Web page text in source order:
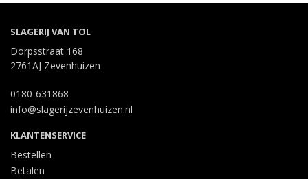
SLAGERIJ VAN TOL
Dorpsstraat 168
2761AJ Zevenhuizen
0180-631868
info@slagerijzevenhuizen.nl
KLANTENSERVICE
Bestellen
Betalen